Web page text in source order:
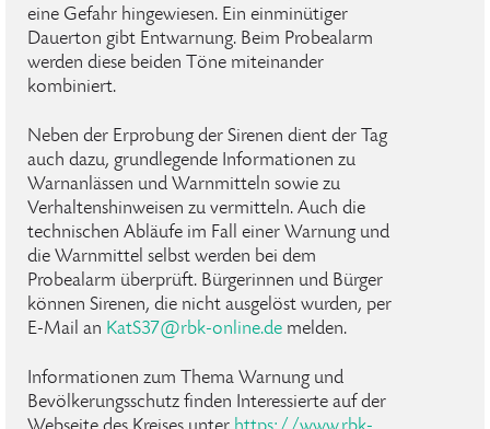
eine Gefahr hingewiesen. Ein einminütiger
Dauerton gibt Entwarnung. Beim Probealarm
werden diese beiden Töne miteinander
kombiniert.
Neben der Erprobung der Sirenen dient der Tag
auch dazu, grundlegende Informationen zu
Warnanlässen und Warnmitteln sowie zu
Verhaltenshinweisen zu vermitteln. Auch die
technischen Abläufe im Fall einer Warnung und
die Warnmittel selbst werden bei dem
Probealarm überprüft. Bürgerinnen und Bürger
können Sirenen, die nicht ausgelöst wurden, per
E-Mail an KatS37@rbk-online.de melden.
Informationen zum Thema Warnung und
Bevölkerungsschutz finden Interessierte auf der